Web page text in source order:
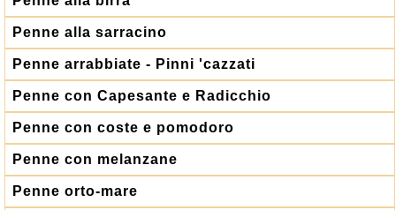
Penne alla sarracino
Penne arrabbiate - Pinni 'cazzati
Penne con Capesante e Radicchio
Penne con coste e pomodoro
Penne con melanzane
Penne orto-mare